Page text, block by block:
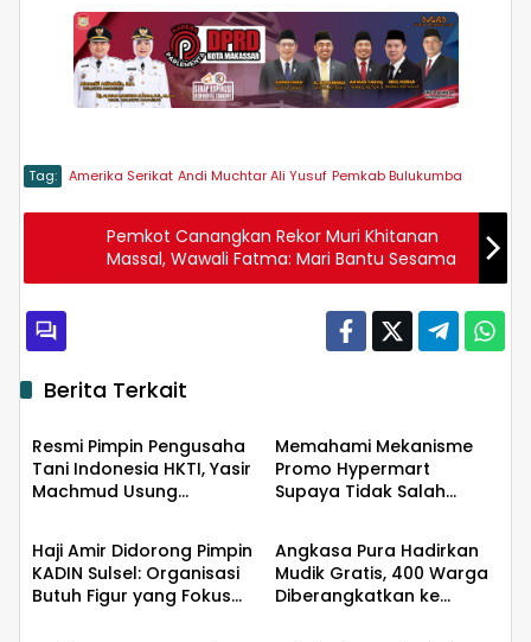
Tag: Amerika Serikat Andi Muchtar Ali Yusuf Pemkab Bulukumba
Pemkot Canangkan Rekor Muri Khitanan
Massal, Wawali Fatma: Mari Bantu Sesama
Berita Terkait
Ekobis
Resmi Pimpin Pengusaha
Tani Indonesia HKTI, Yasir
Machmud Usung
Memahami Mekanisme
Promo Hypermart
Supaya Tidak Salah
Ekobis
Haji Amir Didorong Pimpin
KADIN Sulsel: Organisasi
Butuh Figur yang Fokus
Ekobis
Angkasa Pura Hadirkan
Mudik Gratis, 400 Warga
Diberangkatkan ke
Ekobis Ekobis